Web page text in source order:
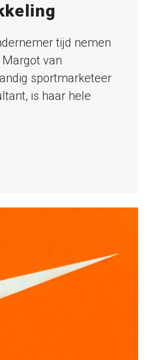
tijd nemen
van
sportmarketeer
is haar hele